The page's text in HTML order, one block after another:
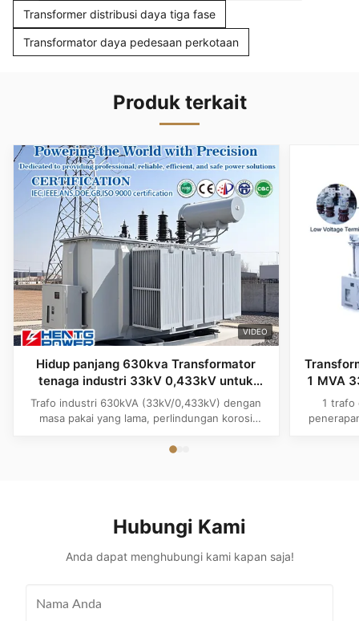
Transformer distribusi daya tiga fase
Transformator daya pedesaan perkotaan
Produk terkait
VIDEO
Hidup panjang 630kva Transformator
tenaga industri 33kV 0,433kV untuk
Afrika Taman industri
Trafo industri 630kVA (33kV/0,433kV) dengan
masa pakai yang lama, perlindungan korosi
disesuaikan. Ideal untuk kawasan industri Afrika
1 MVA
untuk
1 trafo
Hubungi Kami
Anda dapat menghubungi kami kapan saja!